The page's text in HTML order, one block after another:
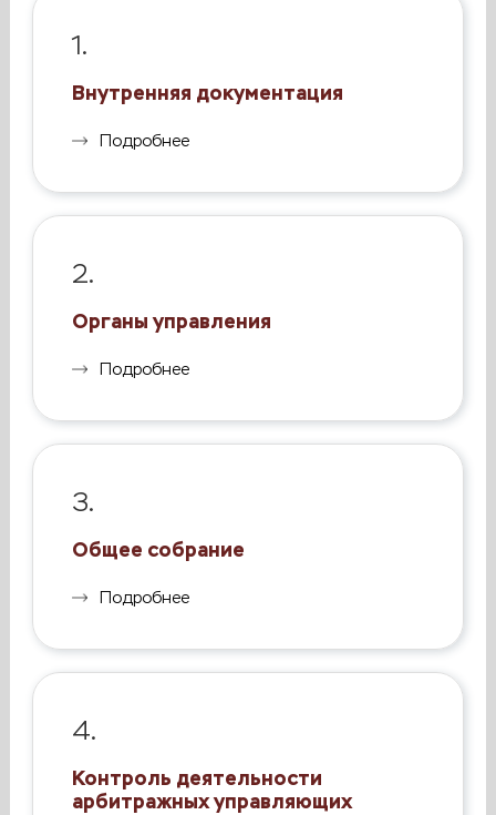
1.
Внутренняя документация
Подробнее
2.
Органы управления
Подробнее
3.
Общее собрание
Подробнее
4.
Контроль деятельности
арбитражных управляющих